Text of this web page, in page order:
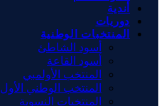
أندية
دوريات
المنتخبات الوطنية
أسود الشاطئ
أسود القاعة
المنتخب الأولمبي
المنتخب الوطني الأول
المنتخبات النسوية